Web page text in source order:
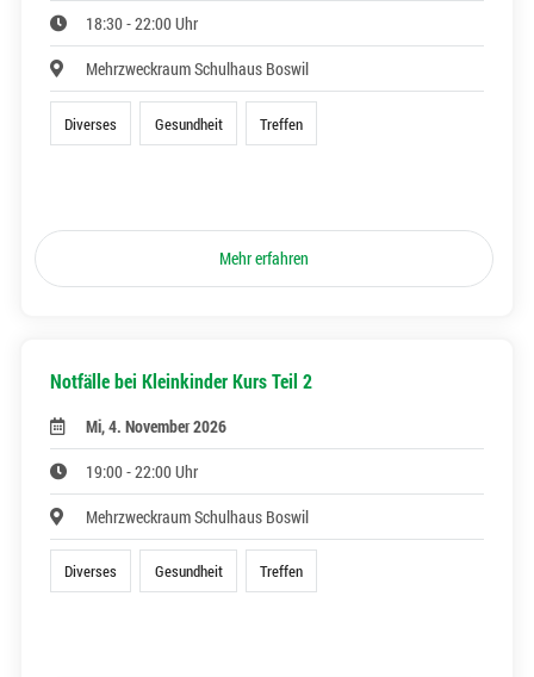
18:30 - 22:00 Uhr
Mehrzweckraum Schulhaus Boswil
Diverses Gesundheit Treffen
Mehr erfahren
Notfälle bei Kleinkinder Kurs Teil 2
Mi, 4. November 2026
19:00 - 22:00 Uhr
Mehrzweckraum Schulhaus Boswil
Diverses Gesundheit Treffen